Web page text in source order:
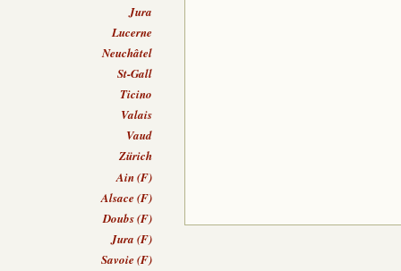
Jura
Lucerne
Neuchâtel
St-Gall
Ticino
Valais
Vaud
Zürich
Ain (F)
Alsace (F)
Doubs (F)
Jura (F)
Savoie (F)